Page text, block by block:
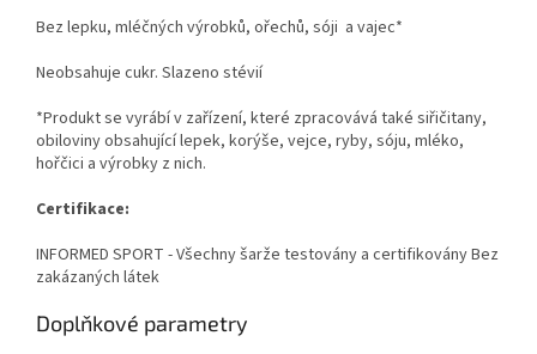
Bez lepku, mléčných výrobků, ořechů, sóji a vajec*
Neobsahuje cukr. Slazeno stévií
*Produkt se vyrábí v zařízení, které zpracovává také siřičitany,
obiloviny obsahující lepek, korýše, vejce, ryby, sóju, mléko,
hořčici a výrobky z nich.
Certifikace:
INFORMED SPORT - Všechny šarže testovány a certifikovány Bez
zakázaných látek
Doplňkové parametry